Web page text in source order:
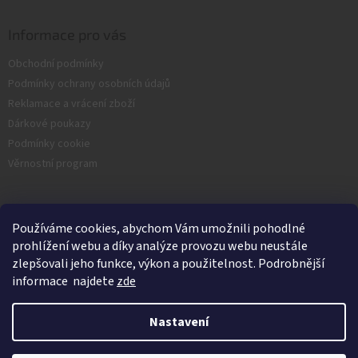
Používáme cookies, abychom Vám umožnili pohodlné
prohlížení webu a díky analýze provozu webu neustále
zlepšovali jeho funkce, výkon a použitelnost. Podrobnější
informace najdete zde
Nastavení
Obchodní podmínky
Podmínky ochrany osobních údajů
Reklamace a vrácení zboží
Dárkové poukazy
Podmínky cookie
Věrnostní program
Facebook
Vytvořil Shoptet